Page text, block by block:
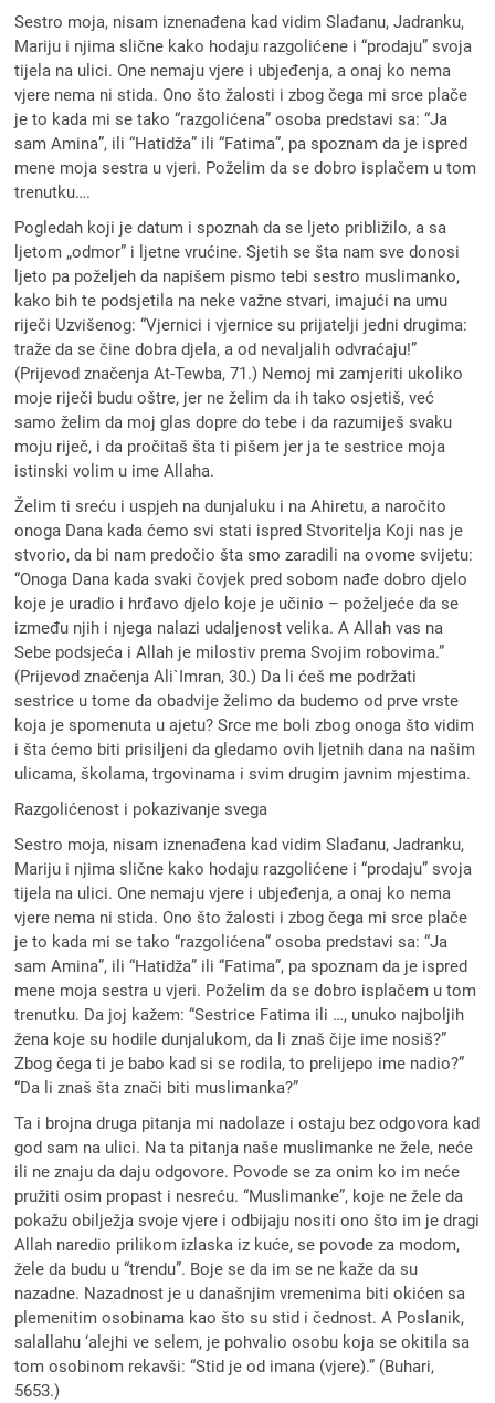
Sestro moja, nisam iznenađena kad vidim Slađanu, Jadranku,
Mariju i njima slične kako hodaju razgolićene i “prodaju” svoja
tijela na ulici. One nemaju vjere i ubjeđenja, a onaj ko nema
vjere nema ni stida. Ono što žalosti i zbog čega mi srce plače
je to kada mi se tako “razgolićena” osoba predstavi sa: “Ja
sam Amina”, ili “Hatidža” ili “Fatima”, pa spoznam da je ispred
mene moja sestra u vjeri. Poželim da se dobro isplačem u tom
trenutku….
Pogledah koji je datum i spoznah da se ljeto približilo, a sa
ljetom „odmor” i ljetne vrućine. Sjetih se šta nam sve donosi
ljeto pa poželjeh da napišem pismo tebi sestro muslimanko,
kako bih te podsjetila na neke važne stvari, imajući na umu
riječi Uzvišenog: “Vjernici i vjernice su prijatelji jedni drugima:
traže da se čine dobra djela, a od nevaljalih odvraćaju!”
(Prijevod značenja At-Tewba, 71.) Nemoj mi zamjeriti ukoliko
moje riječi budu oštre, jer ne želim da ih tako osjetiš, već
samo želim da moj glas dopre do tebe i da razumiješ svaku
moju riječ, i da pročitaš šta ti pišem jer ja te sestrice moja
istinski volim u ime Allaha.
Želim ti sreću i uspjeh na dunjaluku i na Ahiretu, a naročito
onoga Dana kada ćemo svi stati ispred Stvoritelja Koji nas je
stvorio, da bi nam predočio šta smo zaradili na ovome svijetu:
“Onoga Dana kada svaki čovjek pred sobom nađe dobro djelo
koje je uradio i hrđavo djelo koje je učinio – poželjeće da se
između njih i njega nalazi udaljenost velika. A Allah vas na
Sebe podsjeća i Allah je milostiv prema Svojim robovima.”
(Prijevod značenja Ali`Imran, 30.) Da li ćeš me podržati
sestrice u tome da obadvije želimo da budemo od prve vrste
koja je spomenuta u ajetu? Srce me boli zbog onoga što vidim
i šta ćemo biti prisiljeni da gledamo ovih ljetnih dana na našim
ulicama, školama, trgovinama i svim drugim javnim mjestima.
Razgolićenost i pokazivanje svega
Sestro moja, nisam iznenađena kad vidim Slađanu, Jadranku,
Mariju i njima slične kako hodaju razgolićene i “prodaju” svoja
tijela na ulici. One nemaju vjere i ubjeđenja, a onaj ko nema
vjere nema ni stida. Ono što žalosti i zbog čega mi srce plače
je to kada mi se tako “razgolićena” osoba predstavi sa: “Ja
sam Amina”, ili “Hatidža” ili “Fatima”, pa spoznam da je ispred
mene moja sestra u vjeri. Poželim da se dobro isplačem u tom
trenutku. Da joj kažem: “Sestrice Fatima ili …, unuko najboljih
žena koje su hodile dunjalukom, da li znaš čije ime nosiš?”
Zbog čega ti je babo kad si se rodila, to prelijepo ime nadio?”
“Da li znaš šta znači biti muslimanka?”
Ta i brojna druga pitanja mi nadolaze i ostaju bez odgovora kad
god sam na ulici. Na ta pitanja naše muslimanke ne žele, neće
ili ne znaju da daju odgovore. Povode se za onim ko im neće
pružiti osim propast i nesreću. “Muslimanke”, koje ne žele da
pokažu obilježja svoje vjere i odbijaju nositi ono što im je dragi
Allah naredio prilikom izlaska iz kuće, se povode za modom,
žele da budu u “trendu”. Boje se da im se ne kaže da su
nazadne. Nazadnost je u današnjim vremenima biti okićen sa
plemenitim osobinama kao što su stid i čednost. A Poslanik,
salallahu ‘alejhi ve selem, je pohvalio osobu koja se okitila sa
tom osobinom rekavši: “Stid je od imana (vjere).” (Buhari,
5653.)